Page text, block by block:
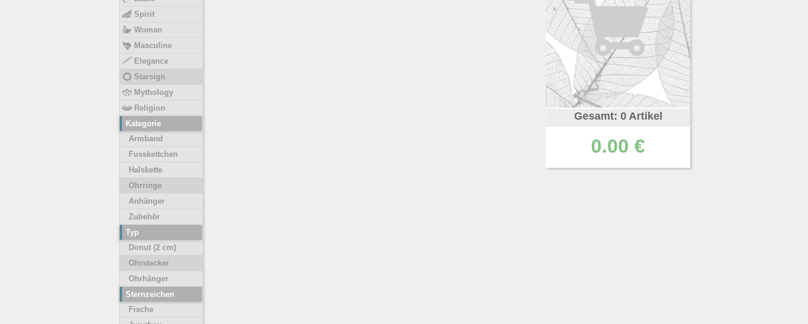
Spirit
Woman
Masculine
Elegance
Starsign
Mythology
Religion
Kategorie
Armband
Fusskettchen
Halskette
Ohrringe
Anhänger
Zubehör
Typ
Donut (2 cm)
Ohrstecker
Ohrhänger
Sternzeichen
Fische
Gesamt: 0 Artikel
0.00 €